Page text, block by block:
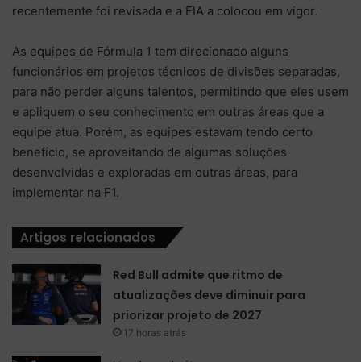
recentemente foi revisada e a FIA a colocou em vigor.
As equipes de Fórmula 1 tem direcionado alguns
funcionários em projetos técnicos de divisões separadas,
para não perder alguns talentos, permitindo que eles usem
e apliquem o seu conhecimento em outras áreas que a
equipe atua. Porém, as equipes estavam tendo certo
benefício, se aproveitando de algumas soluções
desenvolvidas e exploradas em outras áreas, para
implementar na F1.
Artigos relacionados
Red Bull admite que ritmo de
atualizações deve diminuir para
priorizar projeto de 2027
17 horas atrás